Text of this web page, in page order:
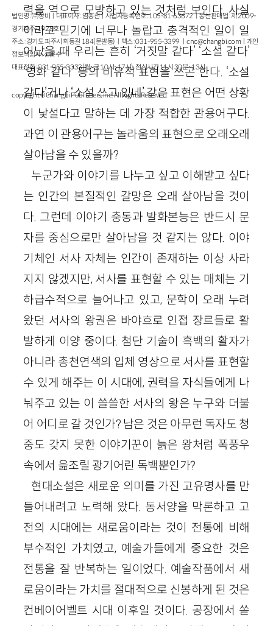
력을 역으로 모방하고 있는 것처럼 보인다. 사실
이라고 믿기에 너무나 놀랍고 충격적인 일이 일
어났을 때 우리는 흔히 ‘거짓말 같다’ ‘소설 같다’
‘영화 같다’ 등의 비유적 표현을 쓰곤 한다. ‘소설
같다’거나 ‘소설 쓰고 있네’ 같은 표현은 어떤 상황
이 낯설다고 말하는 데 가장 적합한 관용어구다.
과연 이 관용어구는 놀라움의 표현으로 오래오래
살아남을 수 있을까?
누군가와 이야기를 나누고 싶고 이해받고 싶다
는 인간의 본질적인 갈망은 오래 살아남을 것이
다. 그런데 이야기 충동과 발화본능은 반드시 문
자를 중심으로만 살아남을 것 같지는 않다. 이야
기체인 서사 자체는 인간이 존재하는 이상 사라
지지 않겠지만, 서사를 표현할 수 있는 매체는 기
하급수적으로 늘어나고 있고, 문학이 오래 누려
왔던 서사의 왕권은 바야흐로 인접 장르들로 활
발하게 이양 중이다. 첨단 기술이 흑백의 활자가
아니라 총천연색의 입체 영상으로 서사를 표현할
수 있게 해주는 이 시대에, 권력을 자식들에게 나
눠주고 있는 이 쓸쓸한 서사의 왕은 누구와 더불
어 어디로 갈 것인가? 남은 것은 아무런 독자도 청
중도 갖지 못한 이야기꾼이 늙은 왕처럼 폭풍우
속에서 읊조릴 광기어린 독백뿐인가?
현대소설은 새로운 의미를 가진 고유명사를 만
들어내려고 노력해 왔다. 동서양을 막론하고 고
전의 시대에는 새로움이라는 것이 전통에 비해
부수적인 가치였고, 예술가들에게 중요한 것은
전통을 잘 반복하는 일이었다. 예술작품에서 새
로움이라는 가치를 절대적으로 신봉하게 된 것은
컨베이어벨트 시대 이후일 것이다. 공장에서 쏟
법인명 : ㈜창비ㅣ대표이사 : 염종선ㅣ사업자등록번호 : 105-81-63672ㅣ통신판매업 : 제 2009-
경기파주-1928호
주소 : 경기도 파주시 회동길 184(문발동)ㅣ팩스 : 031-955-3399 ㅣcnc@changbi.com ㅣ개인
정보책임자 : 신문수
대표전화 : 031-955-3333(월~금 10시~17시), 점심시간 11시 30분~13시
copyright © Changbi Publishers, inc. All Rights Reserved.